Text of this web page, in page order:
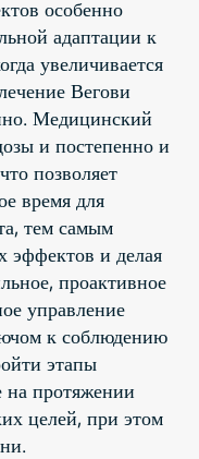
особенно
адаптации к
увеличивается
Вегови
Медицинский
и постепенно и
позволяет
время для
тем самым
эффектов и делая
проактивное
управление
к соблюдению
этапы
на протяжении
целей, при этом